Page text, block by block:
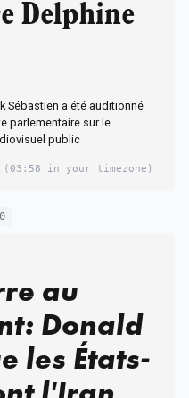
Delphine
Sébastien a été auditionné
parlementaire sur le
public
(03:58 in your timezone)
au
Donald
les États-